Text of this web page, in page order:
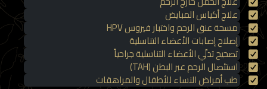
علاج أكياس المبايض
مسحة عنق الرحم واختبار فيروس HPV
إصلاح إصابات الأعضاء التناسلية
تصحيح تدلّي الأعضاء التناسلية جراحياً
استئصال الرحم عبر البطن (TAH)
طب أمراض النساء للأطفال والمراهقات